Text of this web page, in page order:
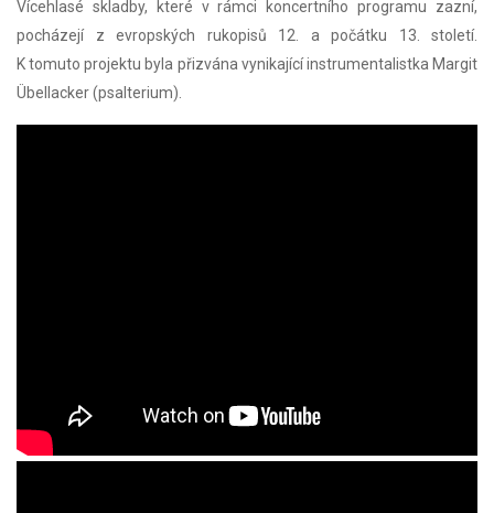
Vícehlasé skladby, které v rámci koncertního programu zazní,
pocházejí z evropských rukopisů 12. a počátku 13. století.
K tomuto projektu byla přizvána vynikající instrumentalistka Margit
Übellacker (psalterium).